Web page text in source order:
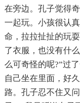
在旁边。孔子觉得
一起玩。小孩很认
命，拉拉扯扯的玩
了衣服，也没有什
么可奇怪的呢?”过
自己坐在里面，好
路。孔子忍不住又